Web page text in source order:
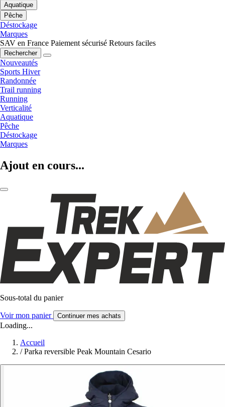
Aquatique
Pêche
Déstockage
Marques
SAV en France Paiement sécurisé Retours faciles
Rechercher
Nouveautés
Sports Hiver
Randonnée
Trail running
Running
Verticalité
Aquatique
Pêche
Déstockage
Marques
Ajout en cours...
Sous-total du panier
Voir mon panier Continuer mes achats
Loading...
Accueil
/ Parka reversible Peak Mountain Cesario